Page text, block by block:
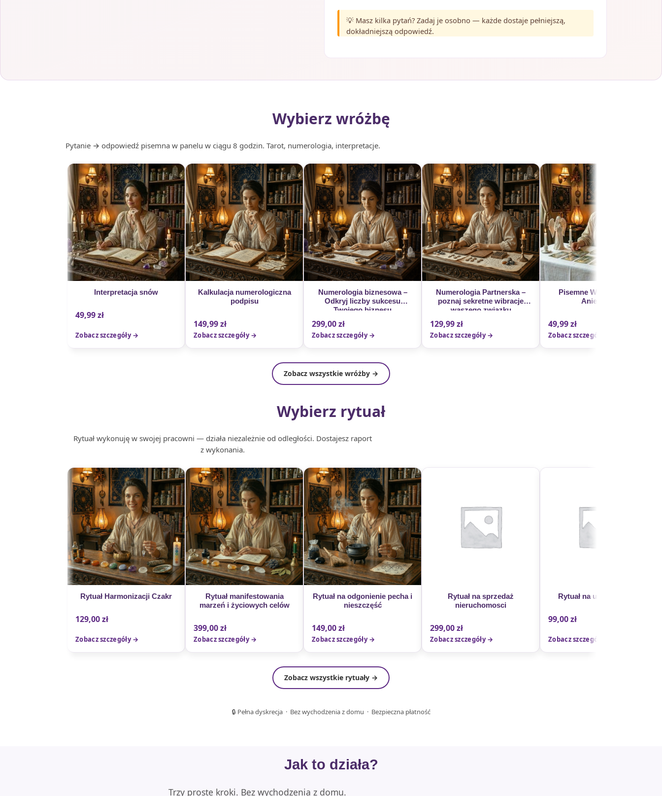
💡 Masz kilka pytań? Zadaj je osobno — każde dostaje pełniejszą,
dokładniejszą odpowiedź.
Wybierz wróżbę
Pytanie → odpowiedź pisemna w panelu w ciągu 8 godzin. Tarot, numerologia, interpretacje.
Interpretacja snów
49,99zł
Zobacz szczegóły →
Kalkulacja numerologiczna
podpisu
149,99zł
Zobacz szczegóły →
Numerologia biznesowa –
Odkryj liczby sukcesu
Twojego biznesu
299,00zł
Zobacz szczegóły →
Numerologia Partnerska –
poznaj sekretne wibracje
waszego związku
129,99zł
Zobacz szczegóły →
Pisemne Wróżby z Kart
Anielskich
49,99zł
Zobacz szczegóły →
Zobacz wszystkie wróżby →
Wybierz rytuał
Rytuał wykonuję w swojej pracowni — działa niezależnie od odległości. Dostajesz raport
z wykonania.
Rytuał Harmonizacji Czakr
129,00zł
Zobacz szczegóły →
Rytuał manifestowania
marzeń i życiowych celów
399,00zł
Zobacz szczegóły →
Rytuał na odgonienie pecha i
nieszczęść
149,00zł
Zobacz szczegóły →
Rytuał na sprzedaż
nieruchomosci
299,00zł
Zobacz szczegóły →
Rytuał na udaną podróż
99,00zł
Zobacz szczegóły →
Zobacz wszystkie rytuały →
🔒 Pełna dyskrecja · Bez wychodzenia z domu · Bezpieczna płatność
Jak to działa?
Trzy proste kroki. Bez wychodzenia z domu.